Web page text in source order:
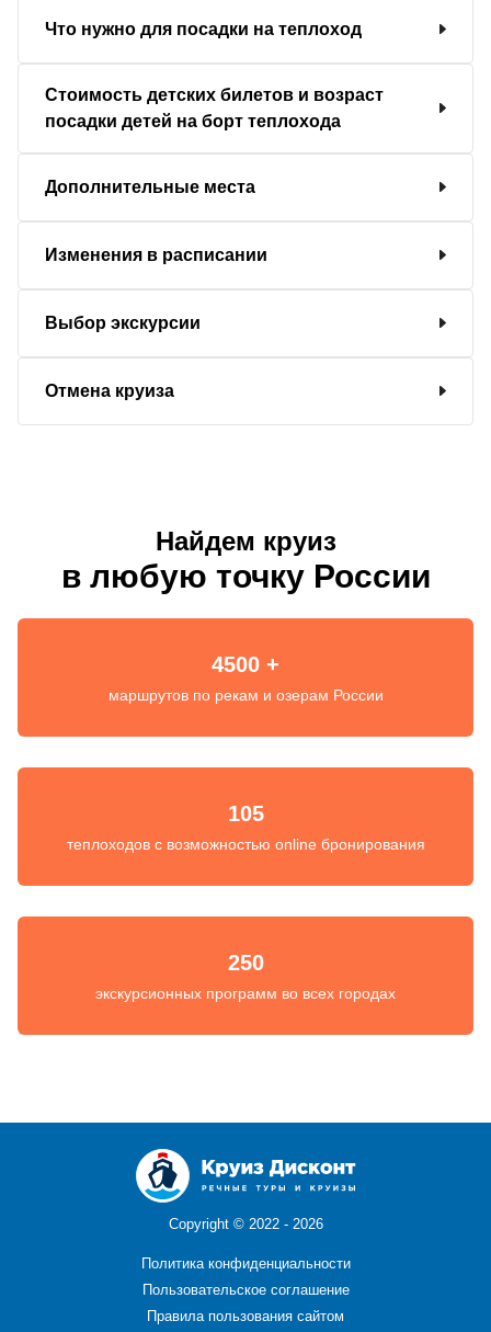
Что нужно для посадки на теплоход
Стоимость детских билетов и возраст
посадки детей на борт теплохода
Дополнительные места
Изменения в расписании
Выбор экскурсии
Отмена круиза
Найдем круиз
в любую точку России
4500 +
маршрутов по рекам и озерам России
105
теплоходов с возможностью online бронирования
250
экскурсионных программ во всех городах
Copyright © 2022 - 2026
Политика конфиденциальности
Пользовательское соглашение
Правила пользования сайтом